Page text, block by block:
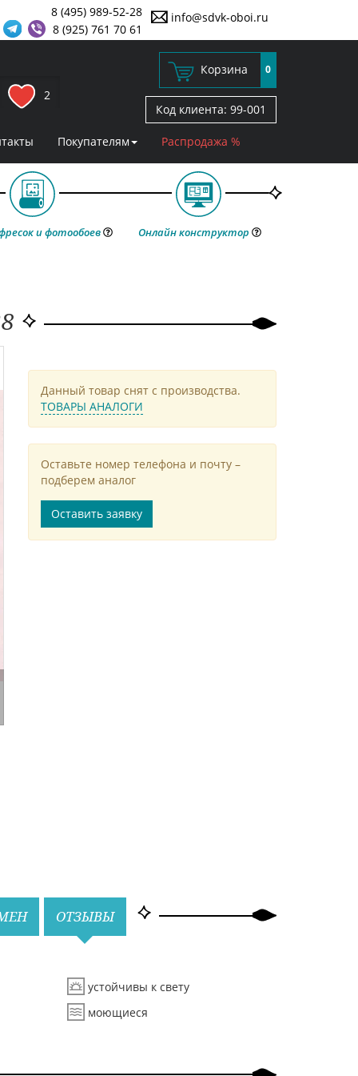
info@sdvk-oboi.ru
8 (495) 989-52-28
8 (925) 761 70 61
2
Корзина 0
Код клиента: 99-001
Покупателям Распродажа %
и фотообоев Онлайн конструктор
Данный товар снят с производства.
ТОВАРЫ АНАЛОГИ
Оставьте номер телефона и почту –
подберем аналог
Оставить заявку
ОТЗЫВЫ
устойчивы к свету
моющиеся